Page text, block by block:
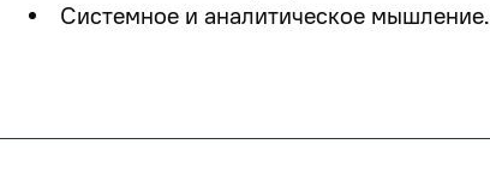
Системное и аналитическое мышление.